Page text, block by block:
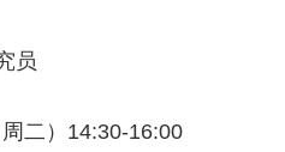
员
二）14:30-16:00